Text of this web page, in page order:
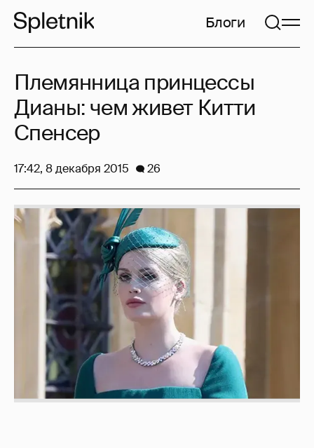
Блоги
Племянница принцессы
Дианы: чем живет Китти
Спенсер
17:42, 8 декабря 2015 26